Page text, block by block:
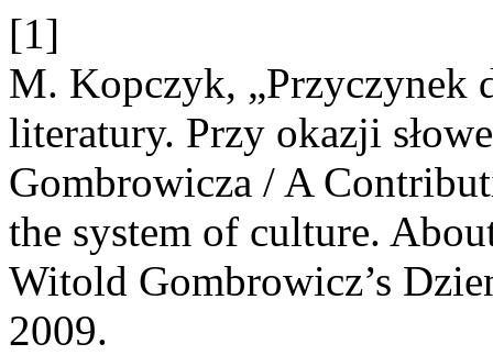
[1]
M. Kopczyk, „Przyczynek
literatury. Przy okazji
Gombrowicza / A
the system of culture.
Witold Gombrowicz’s
2009.